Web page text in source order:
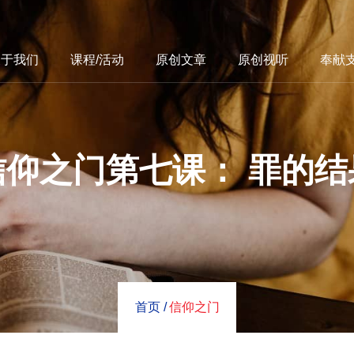
我们 课程/活动 原创文章 原创视听 奉献
之门第七课： 罪的
首页 / 信仰之门